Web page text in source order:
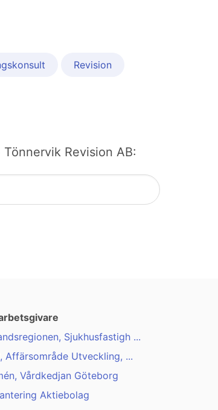
Revision
Revision AB:
Sjukhusfastigh ...
Affärsområde Utveckling, ...
Vårdkedjan Göteborg
Aktiebolag